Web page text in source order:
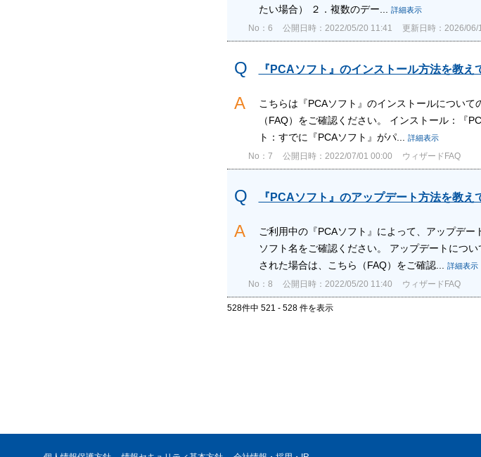
たい場合） ２．複数のデー...
詳細表示
No：6 公開日時：2022/05/20 11:41 更新日時：2026/06/
『PCAソフト』のインストール方法を教え
こちらは『PCAソフト』のインストールについ
（FAQ）をご確認ください。 インストール：『
ト：すでに『PCAソフト』がパ...
詳細表示
No：7 公開日時：2022/07/01 00:00 ウィザードFAQ
『PCAソフト』のアップデート方法を教え
ご利用中の『PCAソフト』によって、アップデ
ソフト名をご確認ください。 アップデートにつ
された場合は、こちら（FAQ）をご確認...
詳細表示
No：8 公開日時：2022/05/20 11:40 ウィザードFAQ
528件中 521 - 528 件を表示